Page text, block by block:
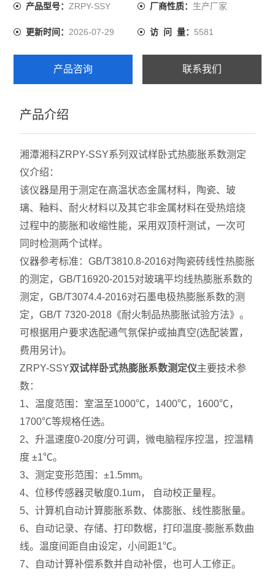
产品型号：ZRPY-SSY 厂商性质： 生产厂家
更新时间：2026-07-29 访 问 量： 5581
产品咨询 联系我们
产品介绍
湘潭湘科ZRPY-SSY系列双试样卧式热膨胀系数测定
仪介绍：
该仪器是用于测定在高温状态金属材料，陶瓷、玻
璃、釉料、耐火材料以及其它非金属材料在受热焙烧
过程中的膨胀和收缩性能，采用双顶杆测试，一次可
同时检测两个试样。
仪器参考标准：GB/T3810.8-2016对陶瓷砖线性热膨胀
的测定，GB/T16920-2015对玻璃平均线热膨胀系数的
测定，GB/T3074.4-2016对石墨电极热膨胀系数的测
定，GB/T 7320-2018《耐火制品热膨胀试验方法》。
可根据用户要求选配通气氛保护或抽真空(选配装置，
费用另计)。
ZRPY-SSY双试样卧式热膨胀系数测定仪主要技术参
数：
1、温度范围：室温至1000℃，1400℃，1600℃，
1700℃等规格任选。
2、升温速度0-20度/分可调，微电脑程序控温，控温精
度 ±1℃。
3、测定变形范围：±1.5mm。
4、位移传感器灵敏度0.1um， 自动校正量程。
5、计算机自动计算膨胀系数、体膨胀、线性膨胀量。
6、自动记录、存储、打印数椐，打印温度-膨胀系数曲
线。温度间距自由设定，小间距1℃。
7、自动计算补偿系数并自动补偿，也可人工修正。